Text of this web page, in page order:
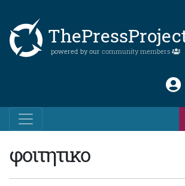
powered by our community members
φοιτητικο